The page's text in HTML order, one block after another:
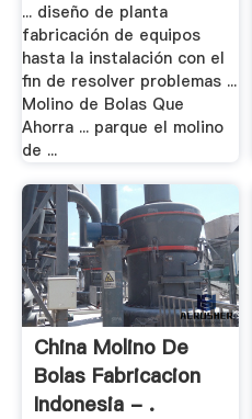
... diseño de planta
fabricación de equipos
hasta la instalación con el
fin de resolver problemas ...
Molino de Bolas Que
Ahorra ... parque el molino
de ...
China Molino De
Bolas Fabricacion
Indonesia - .